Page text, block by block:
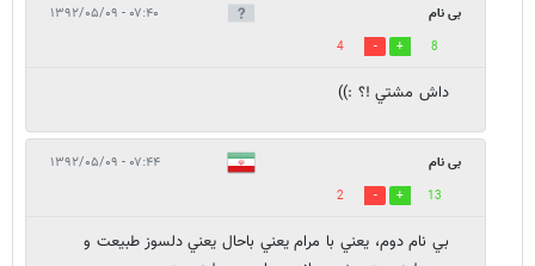
بی نام ۰۷:۴۰ - ۱۳۹۲/۰۵/۰۹
8
4
داش مشتي !؟ :))
بی نام ۰۷:۴۴ - ۱۳۹۲/۰۵/۰۹
13
2
بي نام دوم، يعني با مرام يعني باحال يعني دلسوز طبيعت و